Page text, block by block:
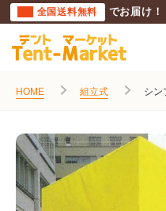
全国送料無料 でお届け！
HOME 組立式 シン